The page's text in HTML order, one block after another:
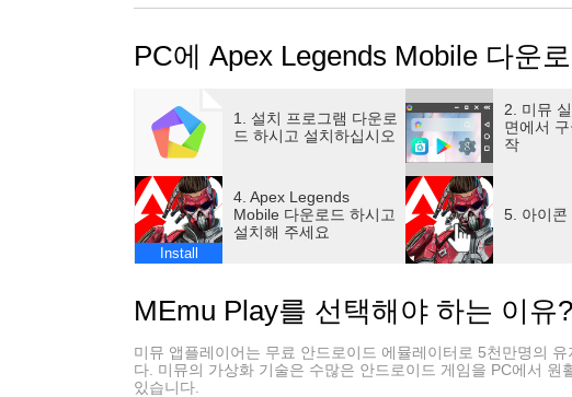
PC에 Apex Legends Mobile 다운
1. 설치 프로그램 다운로
드 하시고 설치하십시오
2. 미뮤
면에서
작
Install
4. Apex Legends
Mobile 다운로드 하시고
설치해 주세요
5. 아이콘
MEmu Play를 선택해야 하는 이유?
미뮤 앱플레이어는 무료 안드로이드 에뮬레이터로 5천만명의
다. 미뮤의 가상화 기술은 수많은 안드로이드 게임을 PC에서
있습니다.